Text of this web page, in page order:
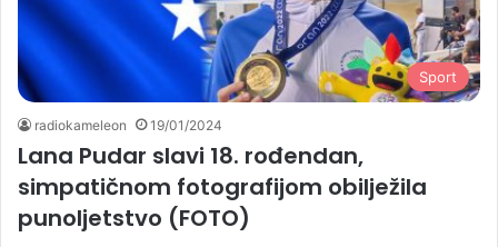
Sport
radiokameleon 19/01/2024
Lana Pudar slavi 18. rođendan,
simpatičnom fotografijom obilježila
punoljetstvo (FOTO)